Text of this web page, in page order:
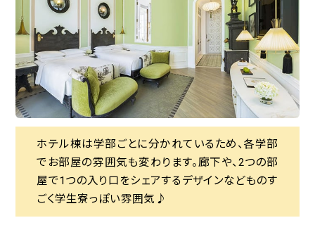
ホテル棟は学部ごとに分かれているため、各学部
でお部屋の雰囲気も変わります。廊下や、2つの部
屋で1つの入り口をシェアするデザインなどものす
ごく学生寮っぽい雰囲気♪
Sunset Sanato Beach Clubでは、現代アートをお
楽しみ頂けます！フーコック島といえば美しすぎる
JWマリオットのコンセプトは「キャンパスライフ」。
内装も外観も、全部ピンクな空間はレストランな
んです！置かれている家具や装飾1つ1つがなんと
もエレガント。まるで女子寮のような雰囲気が素
敵な空間です。
ホテル棟は学部ごとに分かれているため、各学部
でお部屋の雰囲気も変わります。廊下や、2つの部
屋で1つの入り口をシェアするデザインなどものす
ごく学生寮っぽい雰囲気♪